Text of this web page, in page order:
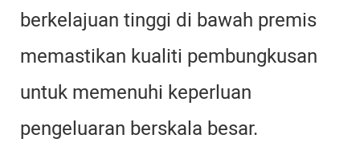
berkelajuan tinggi di bawah premis
memastikan kualiti pembungkusan
untuk memenuhi keperluan
pengeluaran berskala besar.